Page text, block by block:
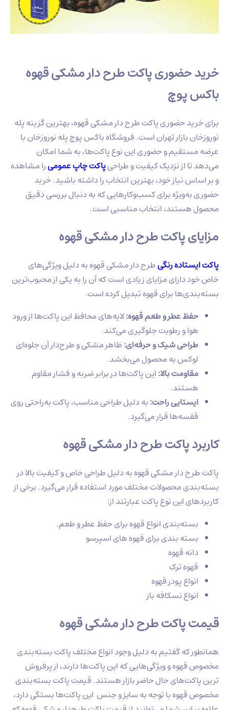
خرید حضوری پاکت طرح دار مشکی قهوه
باکس پوچ
برای خرید حضوری پاکت طرح دار مشکی قهوه، بهترین گزینه پله
نوروزخان بازار تهران است. فروشگاه باکس پوچ پله نوروزخان با
عرضه مستقیم و حضوری این نوع پاکت‌ها، به شما امکان
می‌دهد تا از نزدیک کیفیت و طراحیپاکت چاپ عمومیرا مشاهده
و بر اساس نیاز خود، بهترین انتخاب را داشته باشید. خرید
حضوری به‌ویژه برای کسب‌وکارهایی که به دنبال بررسی دقیق
محصول هستند، انتخاب مناسبی است.
مزایای پاکت طرح دار مشکی قهوه
پاکت ایستاده رنگیطرح دار مشکی قهوه به دلیل ویژگی‌های
خاص خود دارای مزایای زیادی است که آن را به یکی از محبوب‌ترین
بسته‌بندی‌ها برای قهوه تبدیل کرده است.
حفظ عطر و طعم قهوه:لایه‌های محافظ این پاکت‌ها از ورود
هوا و رطوبت جلوگیری می‌کند.
طراحی شیک و حرفه‌ای:ظاهر مشکی و طرح‌دار آن جلوه‌ای
لوکس به محصول می‌بخشد.
مقاومت بالا:این پاکت‌ها در برابر ضربه و فشار مقاوم
هستند.
ایستایی راحت:به دلیل طراحی مناسب، پاکت به‌راحتی روی
قفسه‌ها قرار می‌گیرد.
کاربرد پاکت طرح دار مشکی قهوه
پاکت طرح دار مشکی قهوه به دلیل طراحی خاص و کیفیت بالا در
بسته‌بندی محصولات مختلف مورد استفاده قرار می‌گیرد. برخی از
کاربردهای این نوع پاکت عبارتند از:
بسته‌بندی انواع قهوه برای حفظ عطر و طعم.
بسته بندی برای قهوه های اسپرسو
دانه قهوه
قهوه ترک
انواع پودر قهوه
انواع نسکافه باز
قیمت پاکت طرح دار مشکی قهوه
همانطور که گفتیم به دلیل وجود انواع مختلف پاکت بسته‌بندی
مخصوص قهوه و ویژگی‌هایی که این پاکت‌ها دارند، از پرفروش
ترین پاکت‌های حال حاضر بازار هستند. قیمت پاکت بسته‌بندی
مخصوص قهوه با توجه به سایز و جنس این پاکت‌ها بستگی دارد،